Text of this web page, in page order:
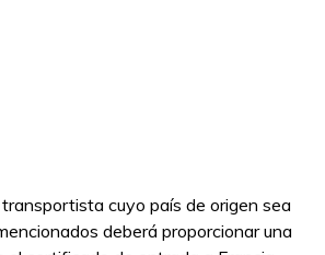
cuyo país de origen sea
deberá proporcionar una